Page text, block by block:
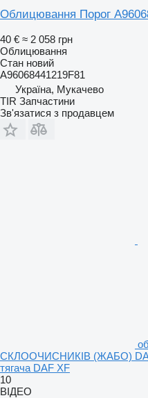
Облицювання Порог
40 € ≈ 2 058 грн
Облицювання
Стан новий
A96068441219F81
Україна, Мукачево
TIR Запчастини
Зв'язатися з продавцем
СКЛООЧИСНИКІВ (ЖАБО) DAF
тягача DAF XF
10
ВІДЕО